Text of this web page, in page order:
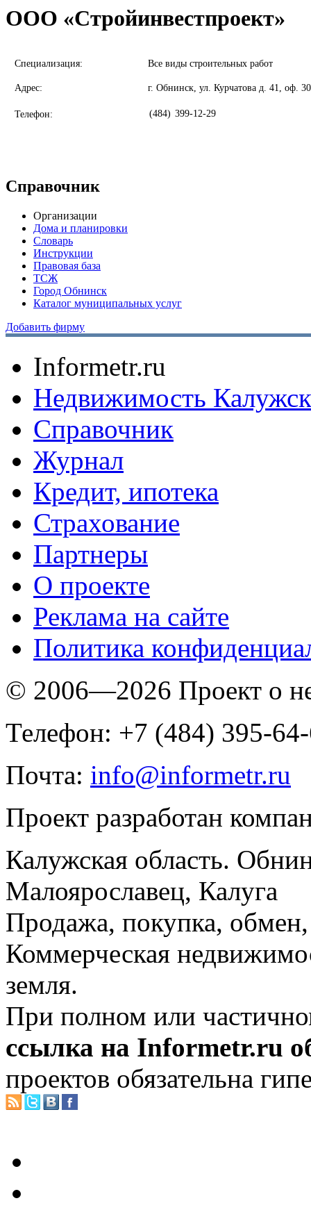
ООО «Стройинвестпроект»
Специализация: Все виды строительных работ
Адрес: г. Обнинск, ул. Курчатова д. 41, оф.
Телефон: (484) 399-12-29
Справочник
Организации
Дома и планировки
Словарь
Инструкции
Правовая база
ТСЖ
Город Обнинск
Каталог муниципальных услуг
Добавить фирму
Informetr.ru
Недвижимость
Справочник
Журнал
Кредит, ипотека
Страхование
Партнеры
O проекте
Реклама на сайте
Политика
© 2006—2026 Проект о
Телефон: +7 (484) 395-
Почта: info@informetr.ru
Проект разработан
Калужская область.
Малоярославец, Калуга
Продажа, покупка, обмен,
Коммерческая
земля.
При полном или
ссылка на Informetr.ru
проектов обязательна